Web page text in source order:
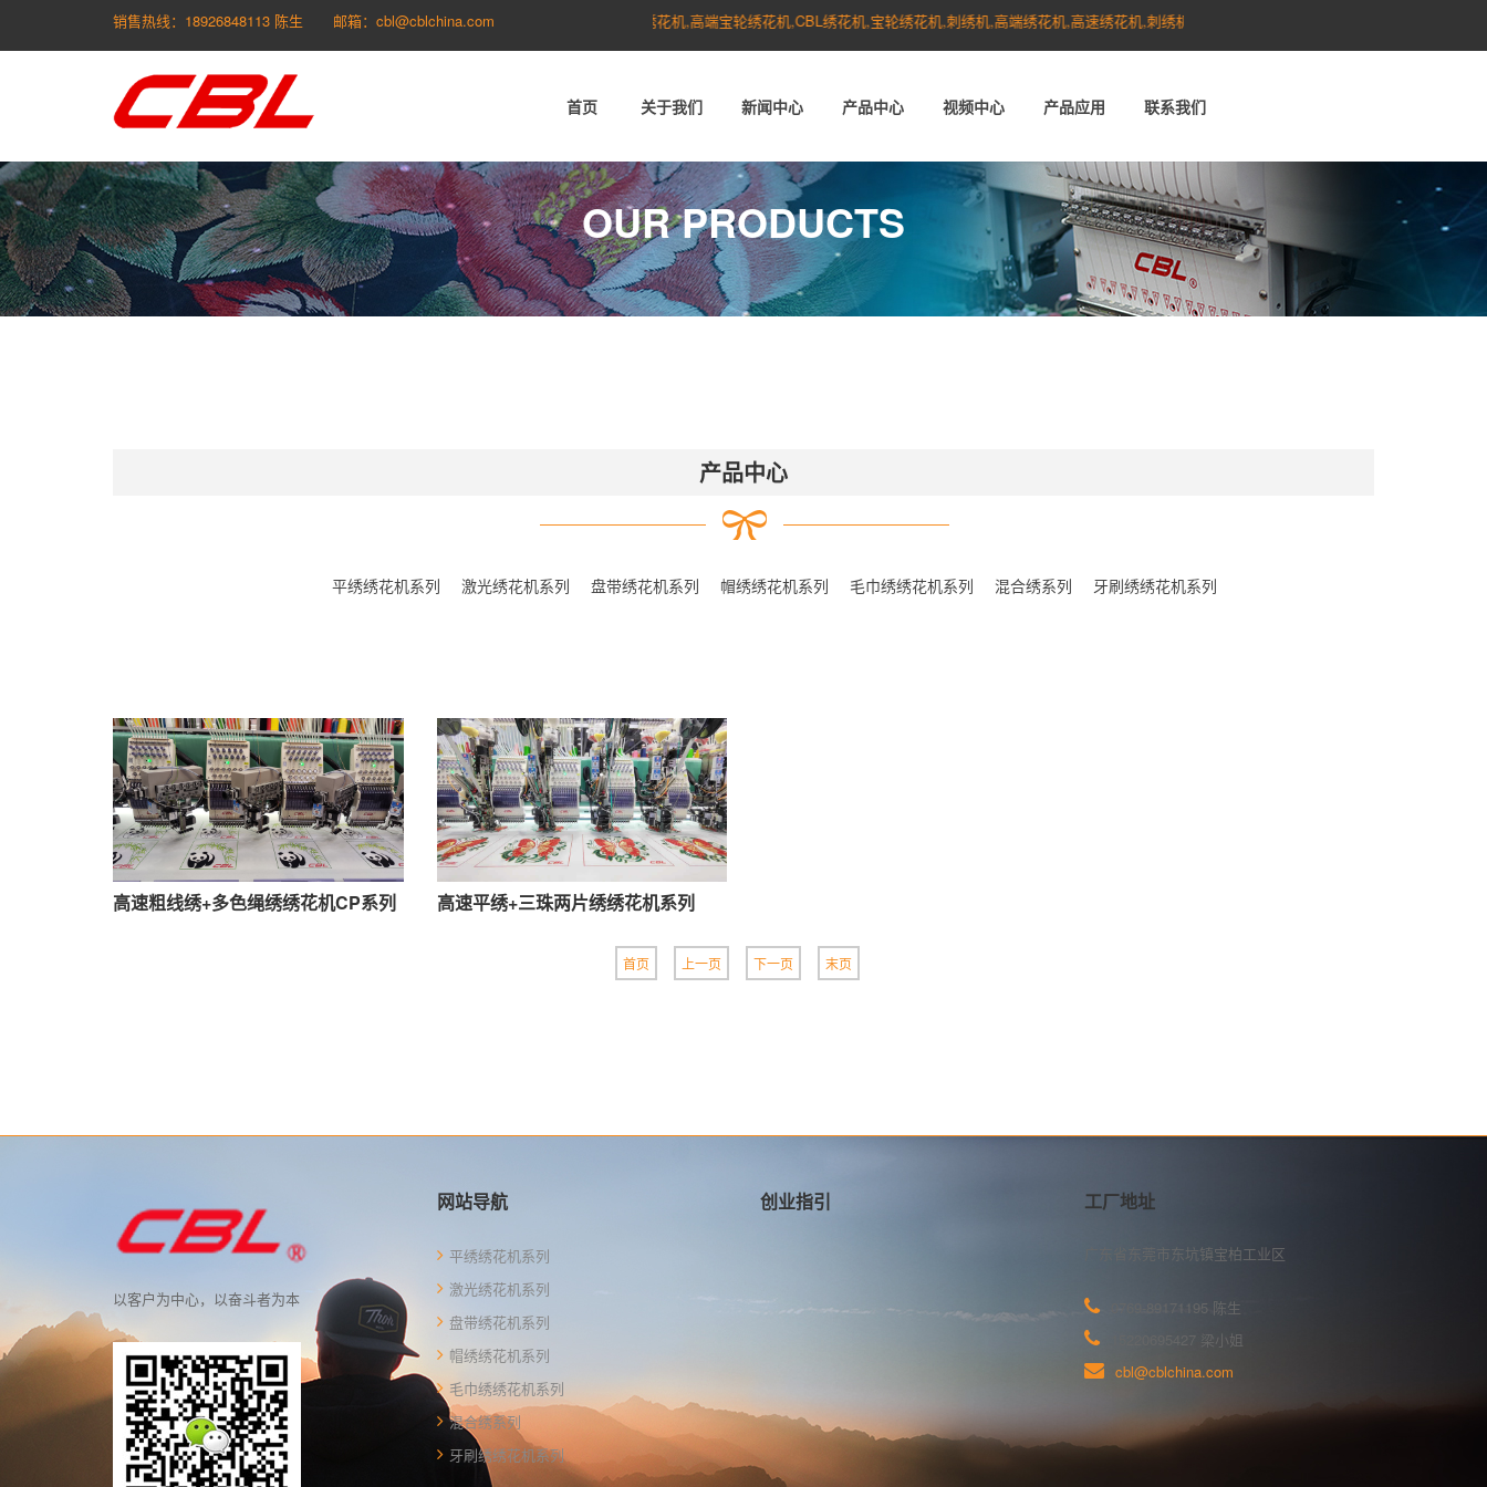
销售热线：18926848113 陈生 邮箱：cbl@cblchina.com 绣花机,高端宝轮绣花机,CBL绣花机,宝轮绣花机,刺绣机,高端绣花机,高速绣花机,刺绣机,单头机,玩具绣花机,墙布绣花机,沙发绣花机,激光绣花
首页 关于我们 新闻中心 产品中心 视频中心 产品应用 联系我们
OUR PRODUCTS
产品中心
平绣绣花机系列 激光绣花机系列 盘带绣花机系列 帽绣绣花机系列 毛巾绣绣花机系列 混合绣系列 牙刷绣绣花机系列
高速粗线绣+多色绳绣绣花机CP系列 高速平绣+三珠两片绣绣花机系列
首页 上一页 下一页 末页
以客户为中心，以奋斗者为本
网站导航
平绣绣花机系列
激光绣花机系列
盘带绣花机系列
帽绣绣花机系列
毛巾绣绣花机系列
混合绣系列
牙刷绣绣花机系列
创业指引 工厂地址
广东省东莞市东坑镇宝柏工业区
0769-89171195 陈生
15220695427 梁小姐
cbl@cblchina.com